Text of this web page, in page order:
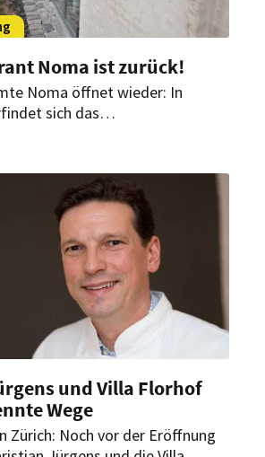
Noma ist zurück!
Noma öffnet wieder: In
sich das
und Villa Florhof
Wege
Zürich: Noch vor der Eröffnung